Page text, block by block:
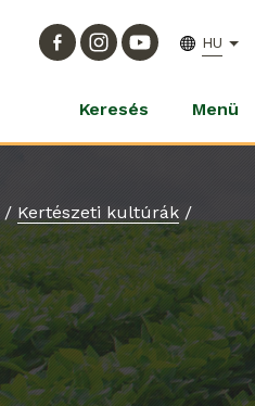
HU
Keresés Menü
/ Kertészeti kultúrák /